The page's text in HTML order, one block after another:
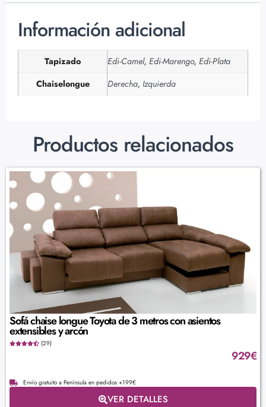
Información adicional
Tapizado Edi-Camel, Edi-Marengo, Edi-Plata
Chaiselongue
Derecha, Izquierda
Productos relacionados
Sofá chaise longue Toyota de 3 metros con asientos
extensibles y arcón
(29)
929€
Envío gratuito a Península en pedidos +199€
VER DETALLES